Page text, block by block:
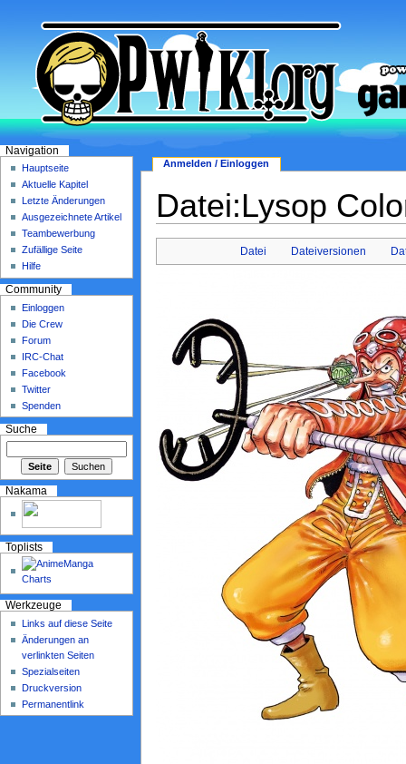
Datei:Lysop
Datei Dateiversionen
Anmelden / Einloggen
Navigation
Hauptseite
Aktuelle Kapitel
Letzte Änderungen
Ausgezeichnete Artikel
Teambewerbung
Zufällige Seite
Hilfe
Community
Einloggen
Die Crew
Forum
IRC-Chat
Facebook
Twitter
Spenden
Suche
Nakama
Toplists
Werkzeuge
Links auf diese Seite
Änderungen an
verlinkten Seiten
Spezialseiten
Druckversion
Permanentlink